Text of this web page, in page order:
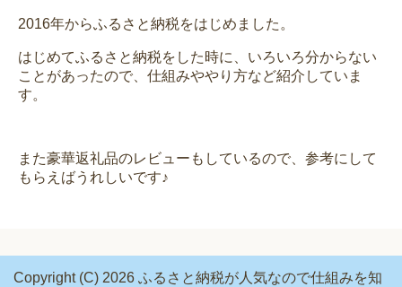
2016年からふるさと納税をはじめました。
はじめてふるさと納税をした時に、いろいろ分からない
ことがあったので、仕組みややり方など紹介していま
す。
また豪華返礼品のレビューもしているので、参考にして
もらえばうれしいです♪
Copyright (C) 2026 ふるさと納税が人気なので仕組みを知